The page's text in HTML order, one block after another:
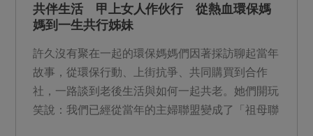
共伴生活 甲上女人作伙行 從熱血環保媽
媽到一生共行姊妹
許久沒有聚在一起的環保媽媽們因著採訪聊起當年
故事，從環保行動、上街抗爭、共同購買到合作
社，一路談到老後生活與如何一起共老。她們開玩
笑說：我們已經從當年的主婦聯盟變成了「祖母聯